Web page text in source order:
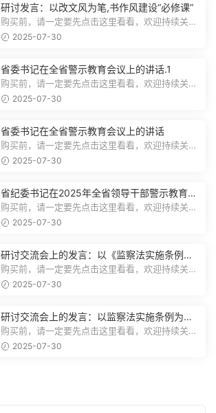
研讨发言：以改文风为笔,书作风建设“必修课”
购买前，请一定要先点击这里看看，欢迎持续关
注，精彩模板每天推送预览结束，本文...
2025-07-30
省委书记在全省警示教育会议上的讲话.1
购买前，请一定要先点击这里看看，欢迎持续关
注，精彩模板每天推送预览结束，本文...
2025-07-30
省委书记在全省警示教育会议上的讲话
购买前，请一定要先点击这里看看，欢迎持续关
注，精彩模板每天推送预览结束，本文...
2025-07-30
省纪委书记在2025年全省领导干部警示教育会
上的讲话.1
购买前，请一定要先点击这里看看，欢迎持续关
注，精彩模板每天推送预览结束，本文...
2025-07-30
研讨交流会上的发言：以《监察法实施条例》
为纲,推动巡察工作高质量发展
购买前，请一定要先点击这里看看，欢迎持续关
注，精彩模板每天推送预览结束，本文...
2025-07-30
研讨交流会上的发言：以监察法实施条例为纲
推动巡察工作高质量发展
购买前，请一定要先点击这里看看，欢迎持续关
注，精彩模板每天推送预览结束，本文...
2025-07-30